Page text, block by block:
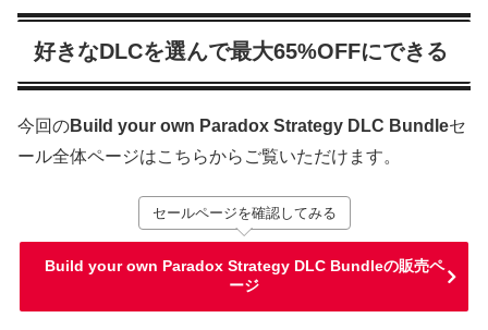
好きなDLCを選んで最大65%OFFにできる
今回のBuild your own Paradox Strategy DLC Bundleセ
ール全体ページはこちらからご覧いただけます。
セールページを確認してみる
Build your own Paradox Strategy DLC Bundleの販売ペ
ージ